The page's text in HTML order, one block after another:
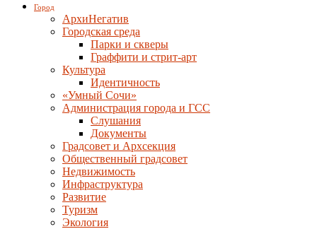
Город
АрхиНегатив
Городская среда
Парки и скверы
Граффити и стрит-арт
Культура
Идентичность
«Умный Сочи»
Администрация города и ГСС
Слушания
Документы
Градсовет и Архсекция
Общественный градсовет
Недвижимость
Инфраструктура
Развитие
Туризм
Экология